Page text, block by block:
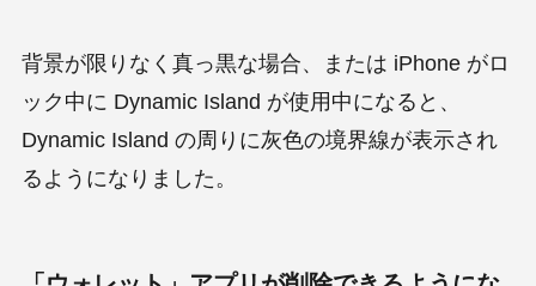
背景が限りなく真っ黒な場合、または iPhone がロ
ック中に Dynamic Island が使用中になると、
Dynamic Island の周りに灰色の境界線が表示され
るようになりました。